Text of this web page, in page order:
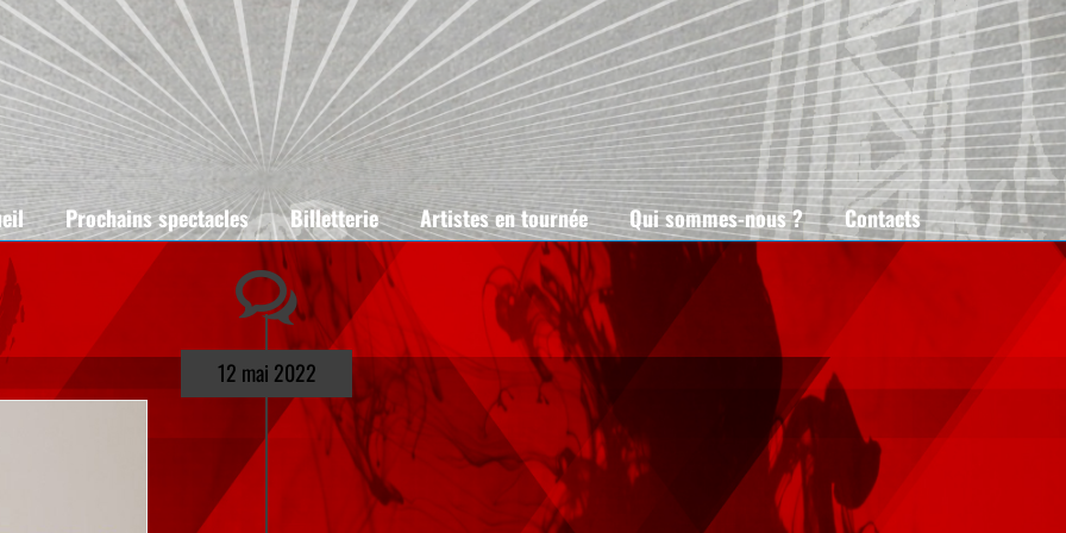
Prochains spectacles Billetterie Artistes en tournée Qui sommes-nous ? Contacts
12 mai 2022